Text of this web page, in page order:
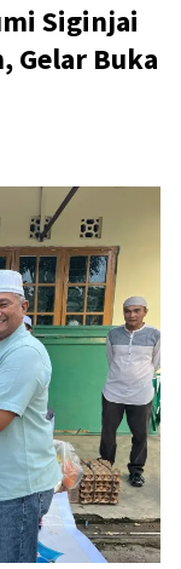
Siginjai
Gelar Buka